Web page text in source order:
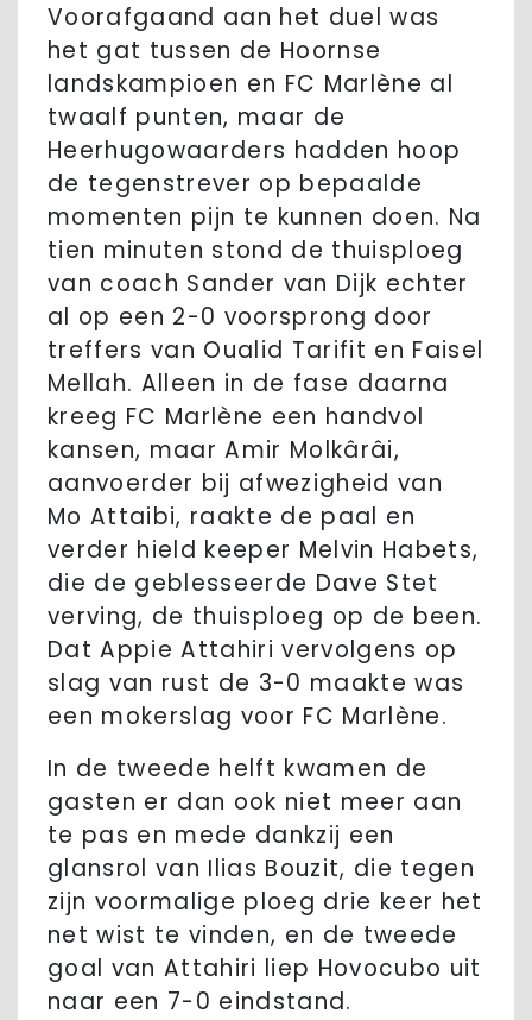
Voorafgaand aan het duel was
het gat tussen de Hoornse
landskampioen en FC Marlène al
twaalf punten, maar de
Heerhugowaarders hadden hoop
de tegenstrever op bepaalde
momenten pijn te kunnen doen. Na
tien minuten stond de thuisploeg
van coach Sander van Dijk echter
al op een 2-0 voorsprong door
treffers van Oualid Tarifit en Faisel
Mellah. Alleen in de fase daarna
kreeg FC Marlène een handvol
kansen, maar Amir Molkârâi,
aanvoerder bij afwezigheid van
Mo Attaibi, raakte de paal en
verder hield keeper Melvin Habets,
die de geblesseerde Dave Stet
verving, de thuisploeg op de been.
Dat Appie Attahiri vervolgens op
slag van rust de 3-0 maakte was
een mokerslag voor FC Marlène.
In de tweede helft kwamen de
gasten er dan ook niet meer aan
te pas en mede dankzij een
glansrol van Ilias Bouzit, die tegen
zijn voormalige ploeg drie keer het
net wist te vinden, en de tweede
goal van Attahiri liep Hovocubo uit
naar een 7-0 eindstand.